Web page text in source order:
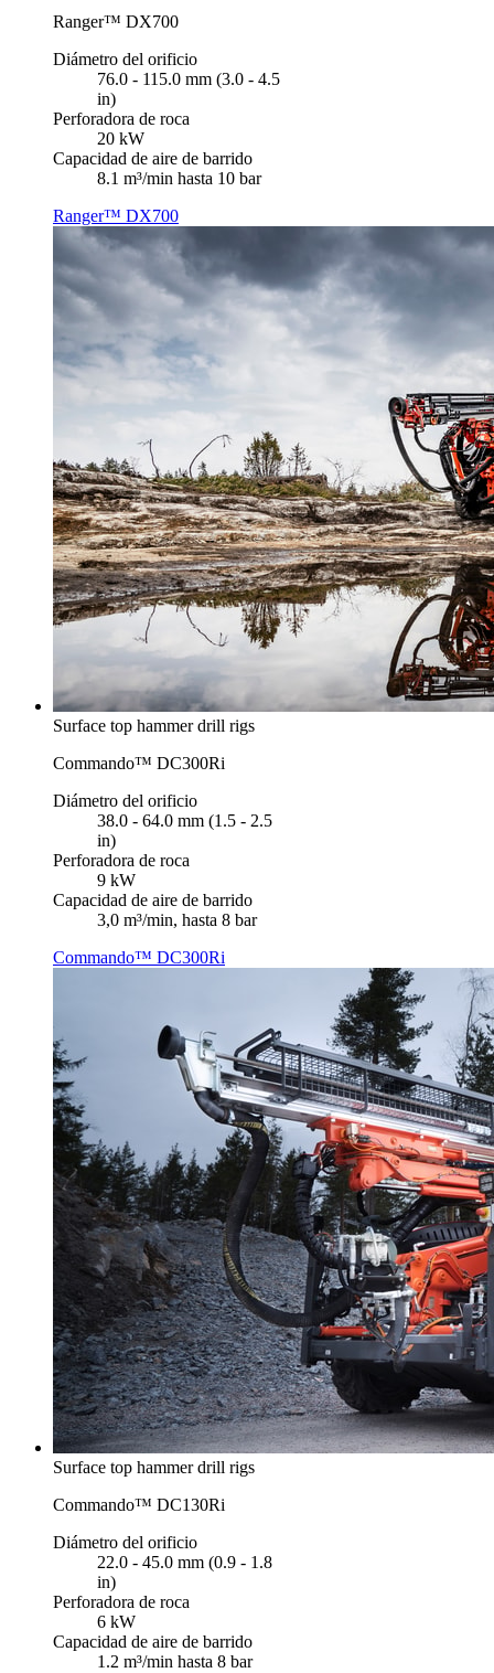
Ranger™ DX700
Diámetro del orificio
76.0 - 115.0 mm (3.0 - 4.5
in)
Perforadora de roca
20 kW
Capacidad de aire de barrido
8.1 m³/min hasta 10 bar
Ranger™ DX700
Surface top hammer drill rigs
Commando™ DC300Ri
Diámetro del orificio
38.0 - 64.0 mm (1.5 - 2.5
in)
Perforadora de roca
9 kW
Capacidad de aire de barrido
3,0 m³/min, hasta 8 bar
Commando™ DC300Ri
Surface top hammer drill rigs
Commando™ DC130Ri
Diámetro del orificio
22.0 - 45.0 mm (0.9 - 1.8
in)
Perforadora de roca
6 kW
Capacidad de aire de barrido
1.2 m³/min hasta 8 bar